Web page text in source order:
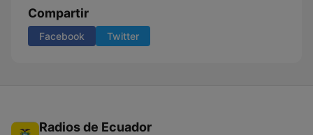
Compartir
Facebook Twitter
Radios de Ecuador